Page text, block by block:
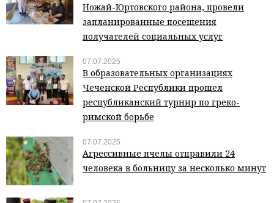
Ножай-Юртовского района, провели
запланированные посещения
получателей социальных услуг
07.07.2025
В образовательных организациях
Чеченской Республики прошел
республиканский турнир по греко-
римской борьбе
07.07.2025
Агрессивные пчелы отправили 24
человека в больницу за несколько минут